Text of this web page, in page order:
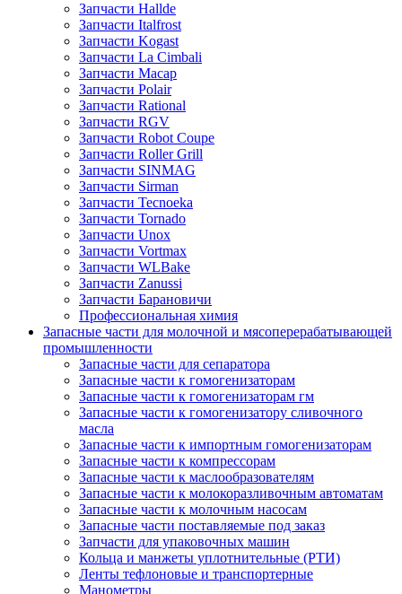
Запчасти Hallde
Запчасти Italfrost
Запчасти Kogast
Запчасти La Cimbali
Запчасти Macap
Запчасти Polair
Запчасти Rational
Запчасти RGV
Запчасти Robot Coupe
Запчасти Roller Grill
Запчасти SINMAG
Запчасти Sirman
Запчасти Tecnoeka
Запчасти Tornado
Запчасти Unox
Запчасти Vortmax
Запчасти WLBake
Запчасти Zanussi
Запчасти Барановичи
Профессиональная химия
Запасные части для молочной и мясоперерабатывающей
промышленности
Запасные части для сепаратора
Запасные части к гомогенизаторам
Запасные части к гомогенизаторам гм
Запасные части к гомогенизатору сливочного
масла
Запасные части к импортным гомогенизаторам
Запасные части к компрессорам
Запасные части к маслообразователям
Запасные части к молокоразливочным автоматам
Запасные части к молочным насосам
Запасные части поставляемые под заказ
Запчасти для упаковочных машин
Кольца и манжеты уплотнительные (РТИ)
Ленты тефлоновые и транспортерные
Манометры